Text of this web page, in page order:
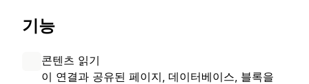
기능
콘텐츠 읽기
이 연결과 공유된 페이지, 데이터베이스, 블록을